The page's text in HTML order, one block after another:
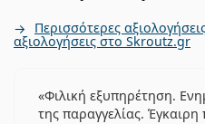
Είναι ιατρικό προϊόν.
τη χρήση.
Περισσότερες
αξιολογήσεις στο Skroutz.gr
Φιλική εξυπηρέτηση.
της παραγγελίας.